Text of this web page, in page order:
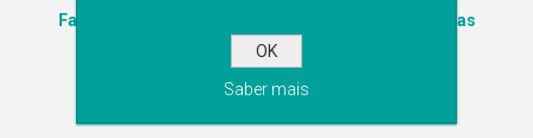
Farmácia Grave | Farmácias Portuguesas (farmácias
portuguesas.pt)
Farmácia Grave de Tomar
OK
Saber mais